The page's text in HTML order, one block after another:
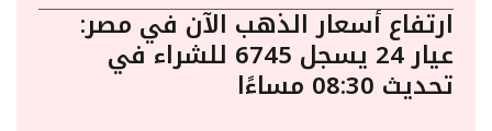
ارتفاع أسعار الذهب الآن في مصر:
عيار 24 يسجل 6745 للشراء في
تحديث 08:30 مساءًا